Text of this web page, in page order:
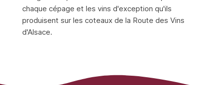
chaque cépage et les vins d'exception qu'ils
produisent sur les coteaux de la Route des Vins
d'Alsace.